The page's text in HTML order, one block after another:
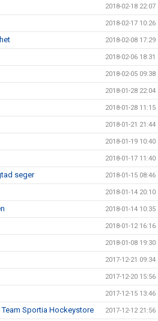
2018-02-18 22:07
2018-02-17 10:26
2018-02-08 17:29
2018-02-06 18:31
2018-02-05 09:38
2018-01-28 22:04
2018-01-28 11:15
2018-01-21 21:44
2018-01-19 10:40
2018-01-17 11:40
seger 2018-01-15 08:46
2018-01-14 20:10
2018-01-14 10:35
2018-01-12 16:16
2018-01-08 19:30
2017-12-21 09:34
2017-12-20 15:56
2017-12-15 13:46
Sportia Hockeystore 2017-12-12 21:56